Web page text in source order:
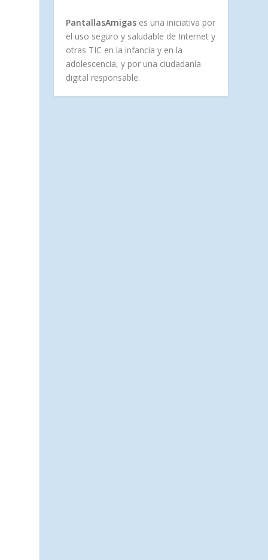
PantallasAmigas es una iniciativa por
el uso seguro y saludable de Internet y
otras TIC en la infancia y en la
adolescencia, y por una ciudadanía
digital responsable.